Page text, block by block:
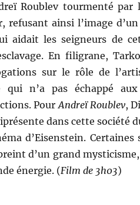
Roublev tourmenté par
refusant ainsi l’image
aidait les seigneurs de
En filigrane,
sur le rôle de
qui n’a pas échappé
Pour Andreï Roublev,
dans cette société
d’Eisenstein.
d’un grand mysticisme,
énergie. (Film de 3h03)